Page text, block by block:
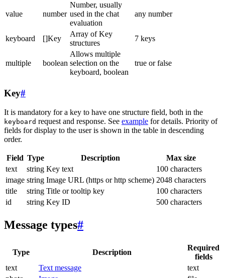
value number
Number, usually
used in the chat
evaluation
any number
keyboard []Key
Array of Key
structures
7 keys
multiple boolean
Allows multiple
selection on the
keyboard, boolean
true or false
Key#
It is mandatory for a key to have one structure field, both in the
keyboard request and response. See example for details. Priority of
fields for display to the user is shown in the table in descending
order.
Field Type Description
Max size
text
string Key text
100 characters
image string Image URL (https or http scheme) 2048 characters
title
string Title or tooltip key
100 characters
id
string Key ID 500 characters
Message types#
Type Description
Required
fields
text
Text message
text